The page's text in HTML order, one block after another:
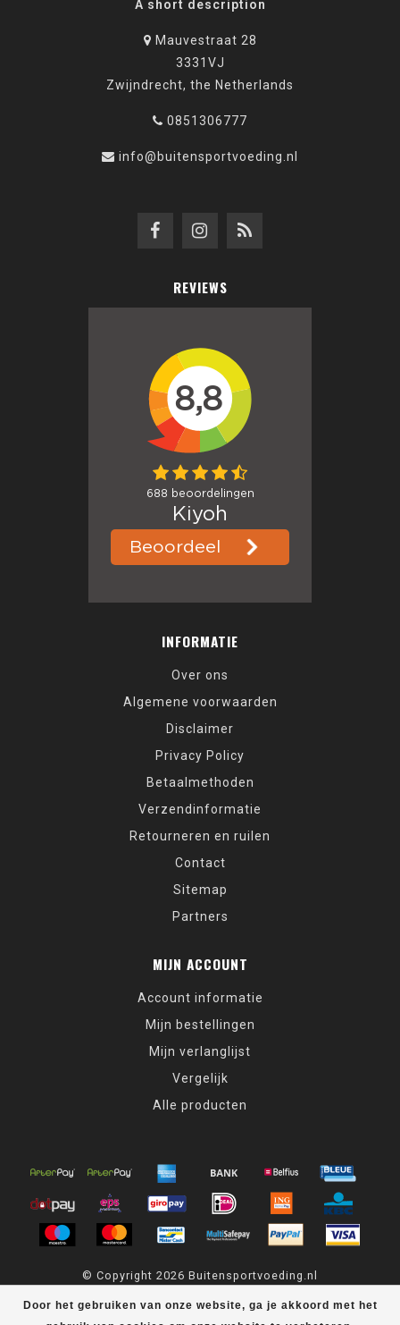
Door het gebruiken van onze website, ga je akkoord met het
A short description
Mauvestraat 28
3331VJ
Zwijndrecht, the Netherlands
0851306777
info@buitensportvoeding.nl
REVIEWS
INFORMATIE
Over ons
Algemene voorwaarden
Disclaimer
Privacy Policy
Betaalmethoden
Verzendinformatie
Retourneren en ruilen
Contact
Sitemap
Partners
MIJN ACCOUNT
Account informatie
Mijn bestellingen
Mijn verlanglijst
Vergelijk
Alle producten
© Copyright 2026 Buitensportvoeding.nl
Buitensportvoeding.nl scores a 9,4/10out of439 klantbeoordelingen